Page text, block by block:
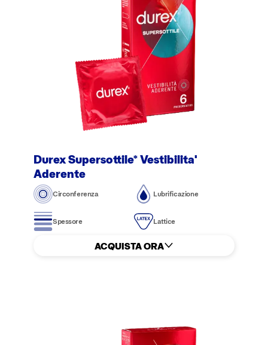
Durex Supersottile* Vestibilita'
Aderente
Circonferenza Lubrificazione
Spessore Lattice
ACQUISTA ORA